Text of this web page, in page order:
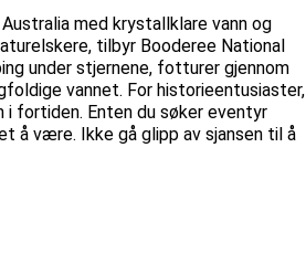
med krystallklare vann og
tilbyr Booderee National
under stjernene, fotturer gjennom
vannet. For historieentusiaster,
fortiden. Enten du søker eventyr
å være. Ikke gå glipp av sjansen til å